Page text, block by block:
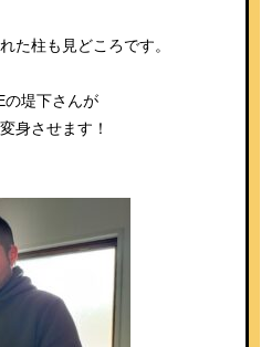
た柱も見どころです。
の堤下さんが
身させます！